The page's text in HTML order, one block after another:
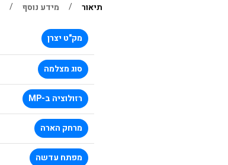
תיאור מידע נוסף
מק"ט יצרן
סוג מצלמה
רזולוציה ב-MP
מרחק הארה
מפתח עדשה